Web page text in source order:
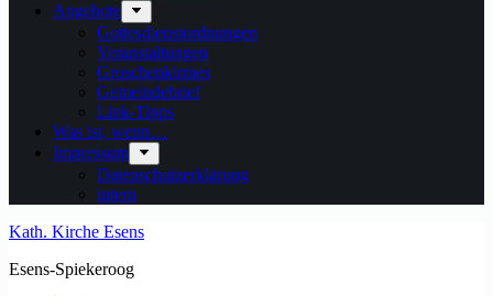
Angebote
Gottesdienstordnungen
Veranstaltungen
Groschenkirmes
Gemeindebrief
Link-Tipps
Was ist, wenn…
Impressum
Datenschutzerklärung
intern
Kath. Kirche Esens
Esens-Spiekeroog